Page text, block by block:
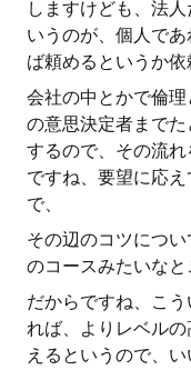
しますけども、法
いうのが、個人で
ば頼めるというか依
会社の中とかで倫
の意思決定者まで
するので、その流
ですね、要望に応
で、
その辺のコツにつ
のコースみたいなと
だからですね、こ
れば、よりレベル
えるというので、